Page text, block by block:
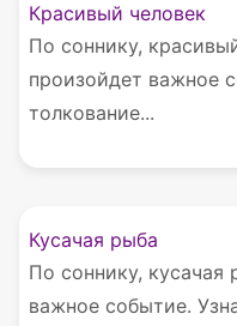
Красивый человек
По соннику,
произойдет важное
толкование...
Кусачая рыба
По соннику, кусачая
важное событие.